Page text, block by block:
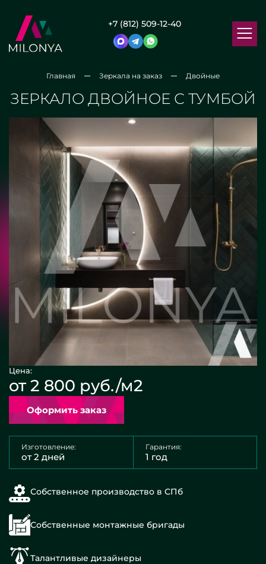
+7 (812) 509-12-40
Главная Зеркала на заказ Двойные
ЗЕРКАЛО ДВОЙНОЕ С ТУМБОЙ
Цена:
от 2 800 руб./м2
Оформить заказ
Изготовление:
от 2 дней
Гарантия:
1 год
Собственное производство в СПб
Собственные монтажные бригады
Талантливые дизайнеры